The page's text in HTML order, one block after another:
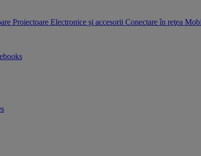
Proiectoare Electronice și accesorii Conectare în reţea